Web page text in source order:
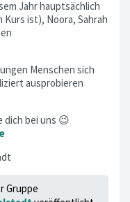
Jahr hauptsächlich
ist), Noora, Sahrah
Menschen sich
ausprobieren
dich bei uns 😉
Gruppe